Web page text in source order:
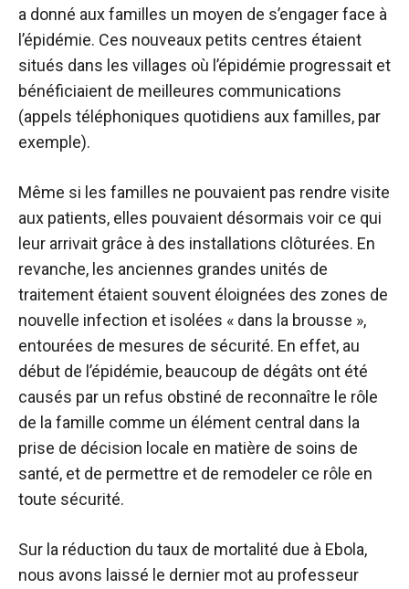
a donné aux familles un moyen de s’engager face à
l’épidémie. Ces nouveaux petits centres étaient
situés dans les villages où l’épidémie progressait et
bénéficiaient de meilleures communications
(appels téléphoniques quotidiens aux familles, par
exemple).
Même si les familles ne pouvaient pas rendre visite
aux patients, elles pouvaient désormais voir ce qui
leur arrivait grâce à des installations clôturées. En
revanche, les anciennes grandes unités de
traitement étaient souvent éloignées des zones de
nouvelle infection et isolées « dans la brousse »,
entourées de mesures de sécurité. En effet, au
début de l’épidémie, beaucoup de dégâts ont été
causés par un refus obstiné de reconnaître le rôle
de la famille comme un élément central dans la
prise de décision locale en matière de soins de
santé, et de permettre et de remodeler ce rôle en
toute sécurité.
Sur la réduction du taux de mortalité due à Ebola,
nous avons laissé le dernier mot au professeur